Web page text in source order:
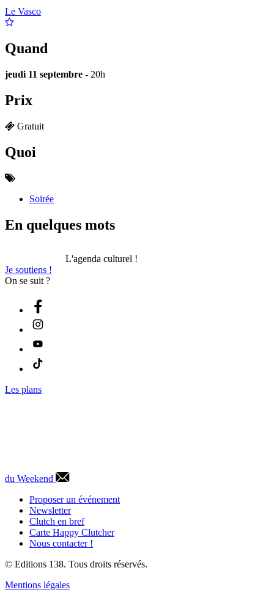
Le Vasco
Quand
jeudi 11 septembre - 20h
Prix
Gratuit
Quoi
Soirée
En quelques mots
L'agenda culturel !
Je soutiens !
On se suit ?
Les plans
du Weekend
Proposer un événement
Newsletter
Clutch en bref
Carte Happy Clutcher
Nous contacter !
© Editions 138. Tous droits réservés.
Mentions légales